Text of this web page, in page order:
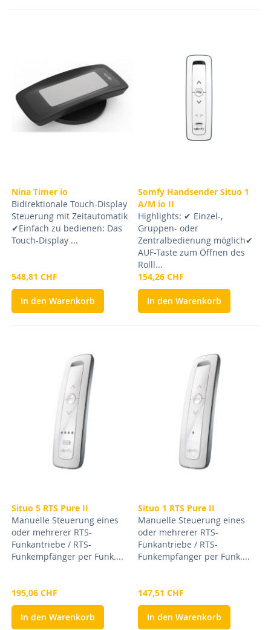
Nina Timer io
Bidirektionale Touch-Display
Steuerung mit Zeitautomatik
✔Einfach zu bedienen: Das
Touch-Display ...
548,81 CHF
In den Warenkorb
Somfy Handsender Situo 1
A/M io II
Highlights: ✔ Einzel-,
Gruppen- oder
Zentralbedienung möglich✔
AUF-Taste zum Öffnen des
Rolll...
154,26 CHF
In den Warenkorb
Situo 5 RTS Pure II
Manuelle Steuerung eines
oder mehrerer RTS-
Funkantriebe / RTS-
Funkempfänger per Funk....
195,06 CHF
In den Warenkorb
Situo 1 RTS Pure II
Manuelle Steuerung eines
oder mehrerer RTS-
Funkantriebe / RTS-
Funkempfänger per Funk....
147,51 CHF
In den Warenkorb